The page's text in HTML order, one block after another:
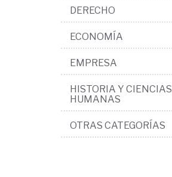
DERECHO
ECONOMÍA
EMPRESA
HISTORIA Y CIENCIAS
HUMANAS
OTRAS CATEGORÍAS